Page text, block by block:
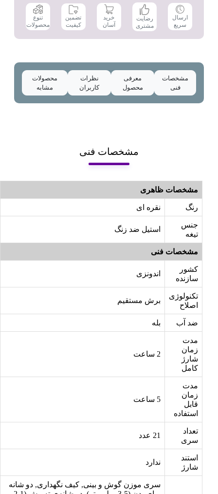
ارسال
سریع
رضایت
مشتری
خرید
آسان
تضمین
کیفیت
تنوع
محصولات
مشخصات
فنی
معرفی
محصول
نظرات
کاربران
محصولات
مشابه
مشخصات فنی
مشخصات ظاهری
رنگ نقره ای
جنس
تیغه
استیل ضد زنگ
مشخصات فنی
کشور
سازنده
اندونزی
تکنولوژی
اصلاح
برش مستقیم
ضد آب
مدت
زمان
شارژ
کامل
مدت
زمان
قابل
استفاده
تعداد
سری
استند
شارژ
ندارد
سری موزن گوش و بینی, کیف نگهداری, دو شانه